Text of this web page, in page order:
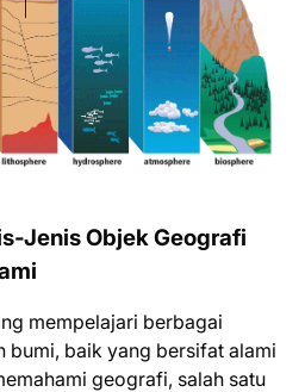
Jenis Objek Geografi
mempelajari berbagai
bumi, baik yang bersifat alami
geografi, salah satu